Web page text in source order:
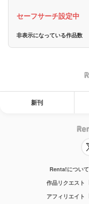
セーフサーチ設定中
非表示になっている作品数
新刊
Renta!について
作品リクエスト
アフィリエイト